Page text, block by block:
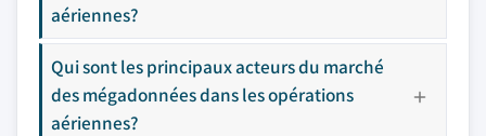
aériennes?
Qui sont les principaux acteurs du marché
des mégadonnées dans les opérations
aériennes?